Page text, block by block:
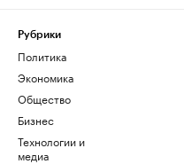
Рубрики
Политика
Экономика
Общество
Бизнес
Технологии и
медиа